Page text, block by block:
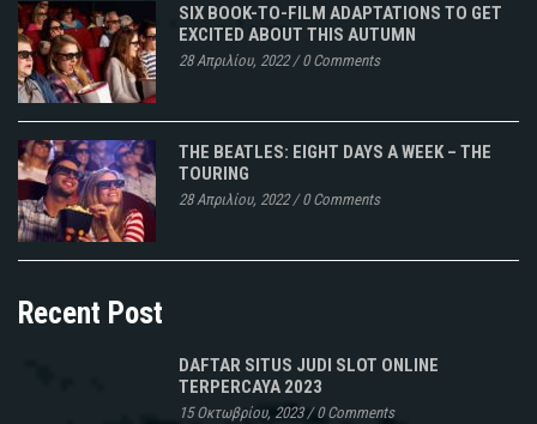
SIX BOOK-TO-FILM ADAPTATIONS TO GET
EXCITED ABOUT THIS AUTUMN
28 Απριλίου, 2022/0 Comments
THE BEATLES: EIGHT DAYS A WEEK – THE
TOURING
28 Απριλίου, 2022/0 Comments
Recent Post
DAFTAR SITUS JUDI SLOT ONLINE
TERPERCAYA 2023
15 Οκτωβρίου, 2023/0 Comments